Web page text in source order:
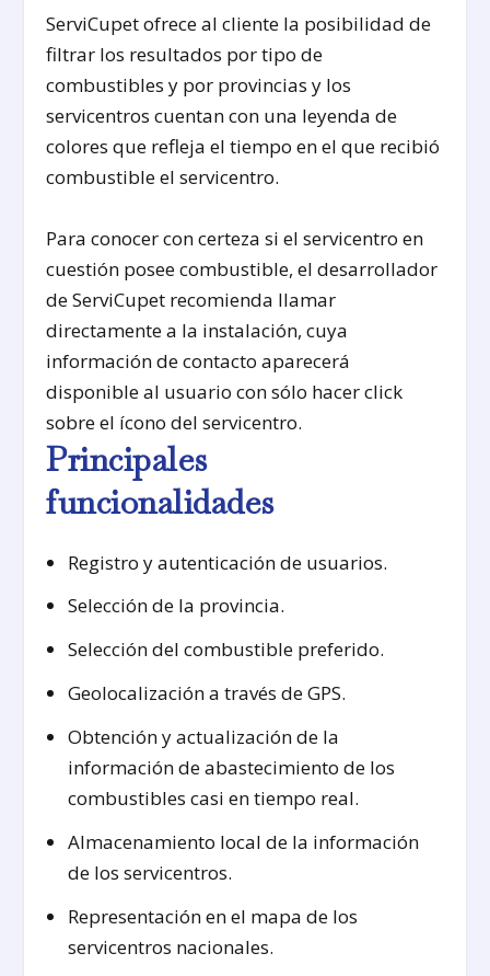
ServiCupet ofrece al cliente la posibilidad de
filtrar los resultados por tipo de
combustibles y por provincias y los
servicentros cuentan con una leyenda de
colores que refleja el tiempo en el que recibió
combustible el servicentro.
Para conocer con certeza si el servicentro en
cuestión posee combustible, el desarrollador
de ServiCupet recomienda llamar
directamente a la instalación, cuya
información de contacto aparecerá
disponible al usuario con sólo hacer click
sobre el ícono del servicentro.
Principales
funcionalidades
Registro y autenticación de usuarios.
Selección de la provincia.
Selección del combustible preferido.
Geolocalización a través de GPS.
Obtención y actualización de la
información de abastecimiento de los
combustibles casi en tiempo real.
Almacenamiento local de la información
de los servicentros.
Representación en el mapa de los
servicentros nacionales.